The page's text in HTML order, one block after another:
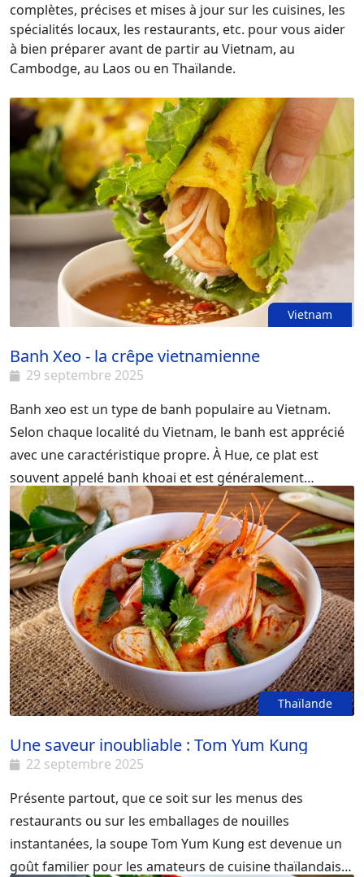
complètes, précises et mises à jour sur les cuisines, les
spécialités locaux, les restaurants, etc. pour vous aider
à bien préparer avant de partir au Vietnam, au
Cambodge, au Laos ou en Thaïlande.
Vietnam
Banh Xeo - la crêpe vietnamienne
29 septembre 2025
Banh xeo est un type de banh populaire au Vietnam.
Selon chaque localité du Vietnam, le banh est apprécié
avec une caractéristique propre. À Hue, ce plat est
souvent appelé banh khoai et est généralement
accompagné de thit nuong. Dans le sud du Vietnam, on
ajoute un œuf dans le banh et on mange banh xeo
trempé dans nuoc mam chua ngot. Dans le nord du
Vietnam, la farce du banh xeo, en plus des ingrédients
comme ailleurs, contient aussi du cu dau finement
coupé ou du khoai mon en lanières. Dans le centre-sud
et le sud du Vietnam, banh xeo est considéré comme
une spécialité régionale.
Thaïlande
Une saveur inoubliable : Tom Yum Kung
22 septembre 2025
Présente partout, que ce soit sur les menus des
restaurants ou sur les emballages de nouilles
instantanées, la soupe Tom Yum Kung est devenue un
goût familier pour les amateurs de cuisine thaïlandaise.